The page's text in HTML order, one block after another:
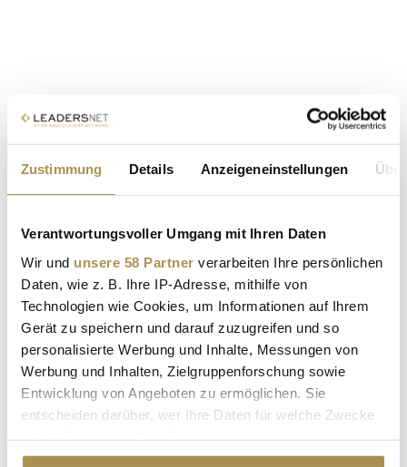
Zustimmung Details Anzeigeneinstellungen
Verantwortungsvoller Umgang mit Ihren Daten
Wir und unsere 58 Partner verarbeiten Ihre persönlichen
Daten, wie z. B. Ihre IP-Adresse, mithilfe von
Technologien wie Cookies, um Informationen auf Ihrem
Gerät zu speichern und darauf zuzugreifen und so
personalisierte Werbung und Inhalte, Messungen von
Werbung und Inhalten, Zielgruppenforschung sowie
Entwicklung von Angeboten zu ermöglichen. Sie
entscheiden darüber, wer Ihre Daten für welche Zwecke
Cookie-Erklärung oder durch Klicken auf das Privacy